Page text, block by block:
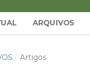
ARQUIVOS
/ Artigos